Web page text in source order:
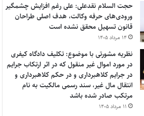
حجت السلام نقدعلی: علی رغم افزایش چشمگیر
ورودی‌های حرفه وکالت، هدف اصلی طراحان
قانون تسهیل محقق نشده است
۱۴ مرداد ۱۴۰۵
نظریه مشورتی با موضوع: تکلیف دادگاه کیفری
در مورد اموال غیر منقول که در اثر ارتکاب جرایم
در جرایم کلاهبرداری و در حکم کلاهبرداری و
انتقال مال غیر، سند رسمی مالکیت به نام
مرتکب صادر شده باشد
۱۱ مرداد ۱۴۰۵